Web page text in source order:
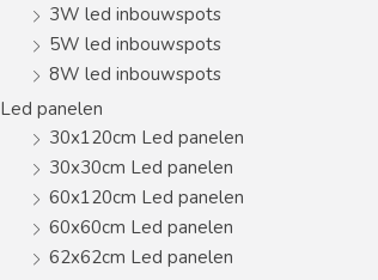
3W led inbouwspots
5W led inbouwspots
8W led inbouwspots
Led panelen
30x120cm Led panelen
30x30cm Led panelen
60x120cm Led panelen
60x60cm Led panelen
62x62cm Led panelen